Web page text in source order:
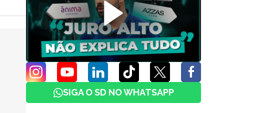
SIGA O SD NO WHATSAPP